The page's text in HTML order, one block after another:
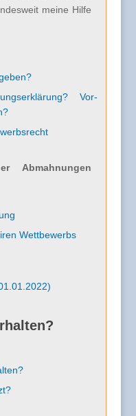
meine Hilfe
Vor-
Abmahnungen
Wettbewerbs